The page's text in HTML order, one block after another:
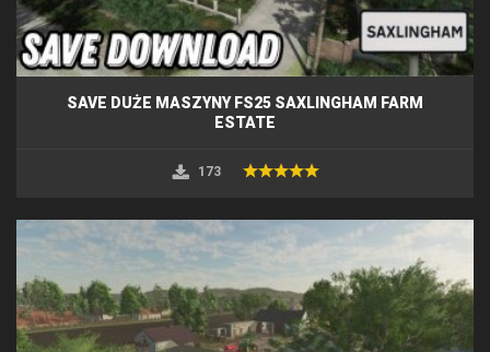
SAVE DUŻE MASZYNY FS25 SAXLINGHAM FARM
ESTATE
173